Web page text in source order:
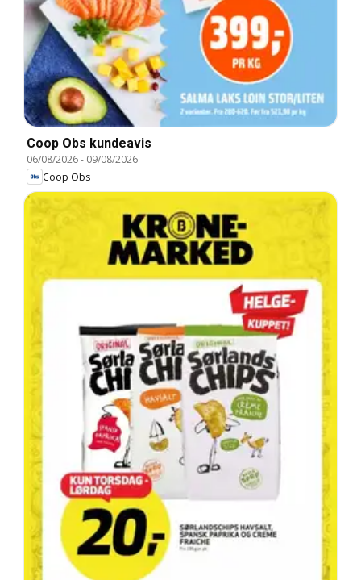
Coop Obs kundeavis
06/08/2026- 09/08/2026
Coop Obs